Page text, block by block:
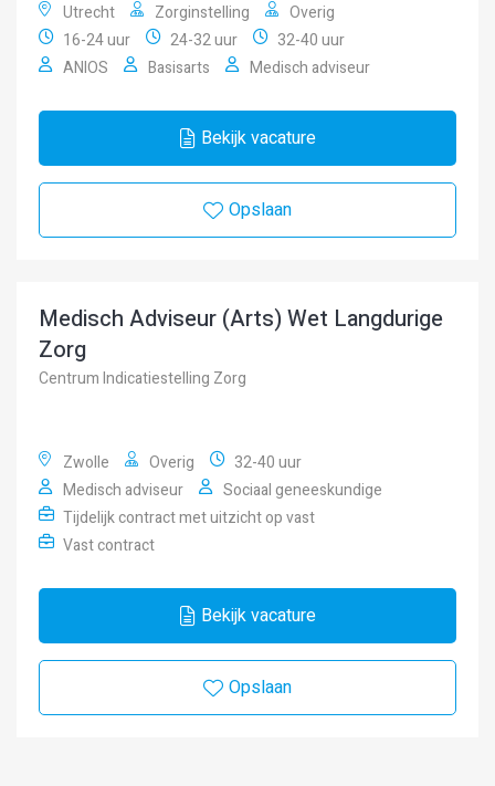
Utrecht Zorginstelling
Overig
16-24 uur
24-32 uur
32-40 uur
ANIOS
Basisarts Medisch adviseur
Bekijk vacature
Opslaan
Medisch Adviseur (Arts) Wet Langdurige
Zorg
Centrum Indicatiestelling Zorg
Zwolle Overig
32-40 uur
Medisch adviseur
Sociaal geneeskundige
Tijdelijk contract met uitzicht op vast
Vast contract
Bekijk vacature
Opslaan